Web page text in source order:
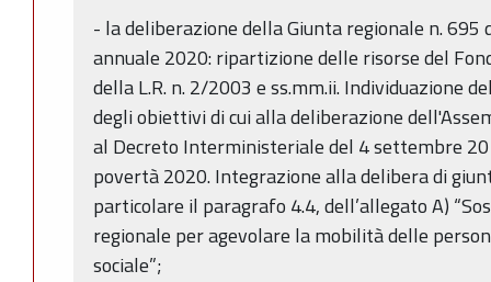
- la deliberazione della Giunta regionale n.
annuale 2020: ripartizione delle risorse del
della L.R. n. 2/2003 e ss.mm.ii. Individuazione
degli obiettivi di cui alla deliberazione
al Decreto Interministeriale del 4 settembre
povertà 2020. Integrazione alla delibera di
particolare il paragrafo 4.4, dell’allegato A)
regionale per agevolare la mobilità delle
sociale”;